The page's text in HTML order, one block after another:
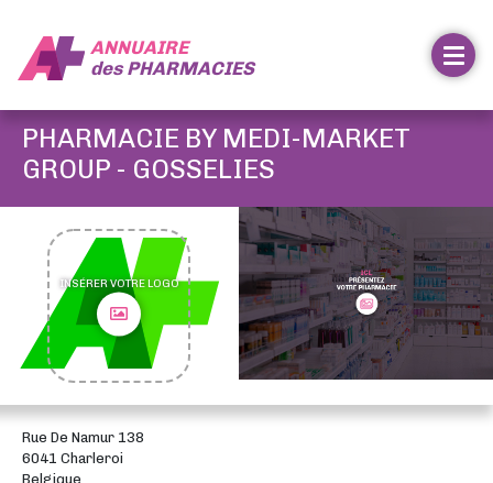
ANNUAIRE
desPHARMACIES
PHARMACIE BY MEDI-MARKET
GROUP - GOSSELIES
INSÉRER VOTRE LOGO
Rue De Namur 138
6041 Charleroi
Belgique